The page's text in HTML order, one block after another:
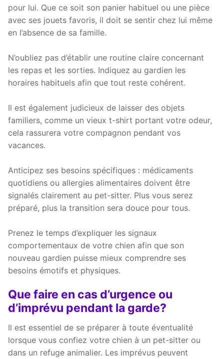
pour lui. Que ce soit son panier habituel ou une pièce
avec ses jouets favoris, il doit se sentir chez lui même
en l’absence de sa famille.
N’oubliez pas d’établir une routine claire concernant
les repas et les sorties. Indiquez au gardien les
horaires habituels afin que tout reste cohérent.
Il est également judicieux de laisser des objets
familiers, comme un vieux t-shirt portant votre odeur,
cela rassurera votre compagnon pendant vos
vacances.
Anticipez ses besoins spécifiques : médicaments
quotidiens ou allergies alimentaires doivent être
signalés clairement au pet-sitter. Plus vous serez
préparé, plus la transition sera douce pour tous.
Prenez le temps d’expliquer les signaux
comportementaux de votre chien afin que son
nouveau gardien puisse mieux comprendre ses
besoins émotifs et physiques.
Que faire en cas d’urgence ou
d’imprévu pendant la garde?
Il est essentiel de se préparer à toute éventualité
lorsque vous confiez votre chien à un pet-sitter ou
dans un refuge animalier. Les imprévus peuvent